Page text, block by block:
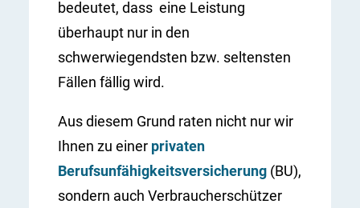
bedeutet, dass eine Leistung
überhaupt nur in den
schwerwiegendsten bzw. seltensten
Fällen fällig wird.
Aus diesem Grund raten nicht nur wir
Ihnen zu einer privaten
Berufsunfähigkeitsversicherung (BU),
sondern auch Verbraucherschützer